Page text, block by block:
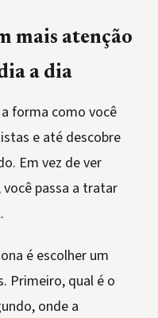
mais atenção
a dia
forma como você
e até descobre
Em vez de ver
passa a tratar
é escolher um
Primeiro, qual é o
onde a